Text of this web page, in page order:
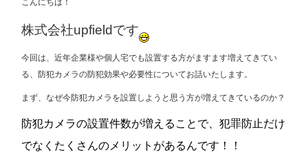
こんにちは！
株式会社upfieldです
今回は、近年企業様や個人宅でも設置する方がますます増えてきてい
る、防犯カメラの防犯効果や必要性についてお話いたします。
まず、なぜ今防犯カメラを設置しようと思う方が増えてきているのか？
防犯カメラの設置件数が増えることで、犯罪防止だけ
でなくたくさんのメリットがあるんです！！